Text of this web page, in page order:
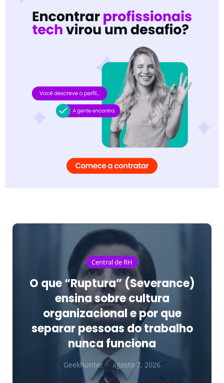
Central de RH
O que “Ruptura” (Severance)
ensina sobre cultura
organizacional e por que
separar pessoas do trabalho
nunca funciona
Geekhunter agosto 7, 2026